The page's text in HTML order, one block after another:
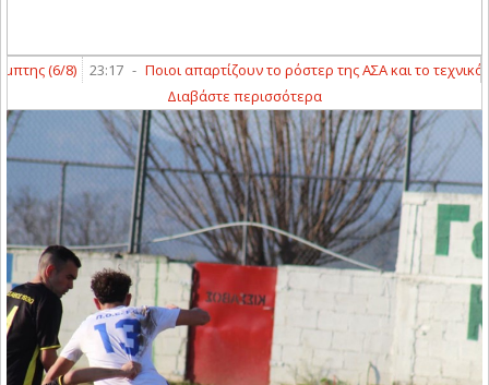
- Ποιοι απαρτίζουν το ρόστερ της ΑΣΑ και το τεχνικό επιτελείο
Διαβάστε περισσότερα